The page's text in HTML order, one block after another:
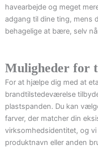
havearbejde og meget
adgang til dine ting, mens
behagelige at bære, selv
Muligheder for
For at hjælpe dig med at
brandtilstedeværelse
plastspanden. Du kan
farver, der matcher din
virksomhedsidentitet, og
produktnavn eller anden